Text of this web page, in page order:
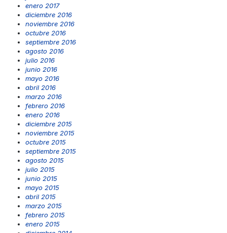
enero 2017
diciembre 2016
noviembre 2016
octubre 2016
septiembre 2016
agosto 2016
julio 2016
junio 2016
mayo 2016
abril 2016
marzo 2016
febrero 2016
enero 2016
diciembre 2015
noviembre 2015
octubre 2015
septiembre 2015
agosto 2015
julio 2015
junio 2015
mayo 2015
abril 2015
marzo 2015
febrero 2015
enero 2015